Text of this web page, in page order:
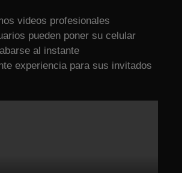
videos profesionales
pueden poner su celular
al instante
experiencia para sus invitados